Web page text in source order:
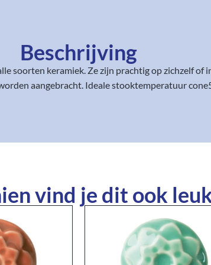
Beschrijving
soorten keramiek. Ze zijn prachtig op zichzelf of
aangebracht. Ideale stooktemperatuur
vind je dit ook